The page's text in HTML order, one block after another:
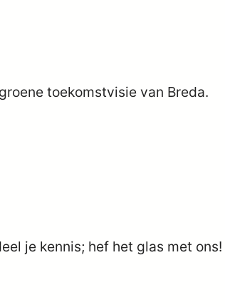
toekomstvisie van Breda.
je kennis; hef het glas met ons!